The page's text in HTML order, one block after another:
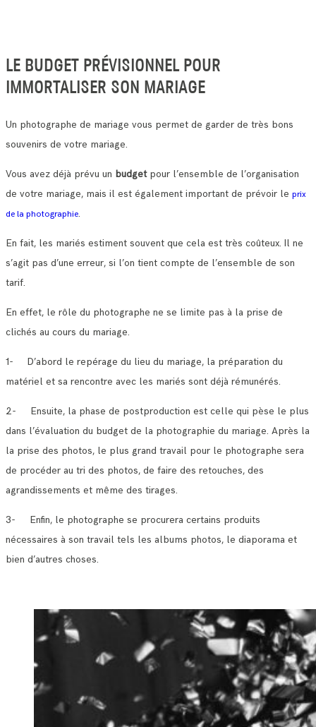
LE BUDGET PRÉVISIONNEL POUR
IMMORTALISER SON MARIAGE
Un photographe de mariage vous permet de garder de très bons
souvenirs de votre mariage.
Vous avez déjà prévu un budget pour l’ensemble de l’organisation
de votre mariage, mais il est également important de prévoir le prix
de la photographie.
En fait, les mariés estiment souvent que cela est très coûteux. Il ne
s’agit pas d’une erreur, si l’on tient compte de l’ensemble de son
tarif.
En effet, le rôle du photographe ne se limite pas à la prise de
clichés au cours du mariage.
1- D’abord le repérage du lieu du mariage, la préparation du
matériel et sa rencontre avec les mariés sont déjà rémunérés.
2- Ensuite, la phase de postproduction est celle qui pèse le plus
dans l’évaluation du budget de la photographie du mariage. Après la
la prise des photos, le plus grand travail pour le photographe sera
de procéder au tri des photos, de faire des retouches, des
agrandissements et même des tirages.
3- Enfin, le photographe se procurera certains produits
nécessaires à son travail tels les albums photos, le diaporama et
bien d’autres choses.